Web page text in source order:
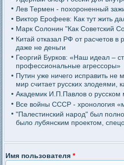
Лев Термен - похороненный
Виктор Ерофеев: Как тут жить
Марк Солонин "Как Советский
Китай отказал РФ от расчетов в
даже не деньги
Георгий Бурков: «Наш идеал –
профессиональные агрессоры»
Путин уже ничего исправить не
мир считает русских злодеями,
Академик И.П.Павлов о русском
Все войны СССР - хронология
"Палестинский народ" был
было лубянским проектом,
Имя пользователя*